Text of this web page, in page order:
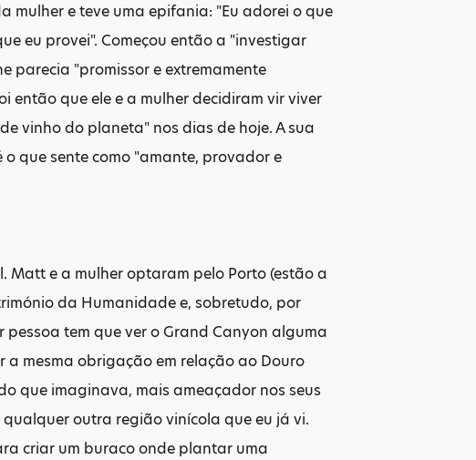
e teve uma epifania: "Eu adorei o que
eu provei". Começou então a "investigar
parecia "promissor e extremamente
então que ele e a mulher decidiram vir viver
vinho do planeta" nos dias de hoje. A sua
que sente como "amante, provador e
Matt e a mulher optaram pelo Porto (estão a
da Humanidade e, sobretudo, por
tem que ver o Grand Canyon alguma
a mesma obrigação em relação ao Douro
que imaginava, mais ameaçador nos seus
outra região vinícola que eu já vi.
criar um buraco onde plantar uma